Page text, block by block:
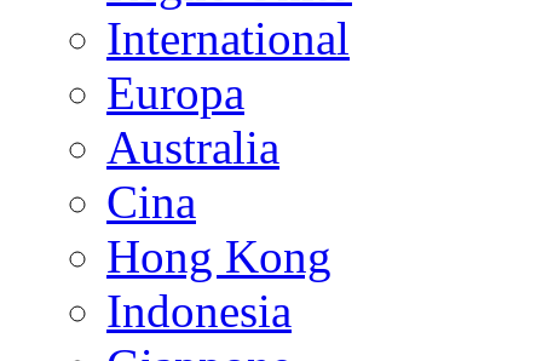
International
Europa
Australia
Cina
Hong Kong
Indonesia